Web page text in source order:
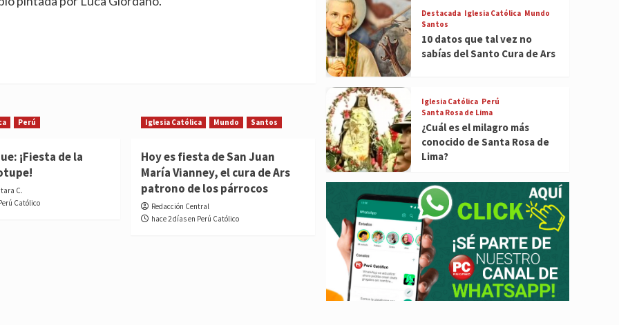
Perú
¡Fiesta de la
C.
Católico
Iglesia Católica Mundo Santos
Hoy es fiesta de San Juan
María Vianney, el cura de Ars
patrono de los párrocos
Redacción Central
hace 2 días en Perú Católico
Destacada Iglesia Católica Mundo
Santos
10 datos que tal vez no
sabías del Santo Cura de Ars
Iglesia Católica Perú
Santa Rosa de Lima
¿Cuál es el milagro más
conocido de Santa Rosa de
Lima?